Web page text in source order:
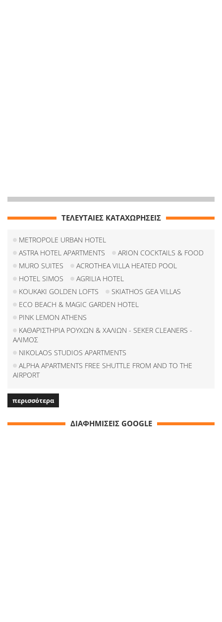
ΤΕΛΕΥΤΑΙΕΣ ΚΑΤΑΧΩΡΗΣΕΙΣ
METROPOLE URBAN HOTEL
ASTRA HOTEL APARTMENTS
ARION COCKTAILS & FOOD
MURO SUITES
ACROTHEA VILLA HEATED POOL
HOTEL SIMOS
AGRILIA HOTEL
KOUKAKI GOLDEN LOFTS
SKIATHOS GEA VILLAS
ECO BEACH & MAGIC GARDEN HOTEL
PINK LEMON ATHENS
ΚΑΘΑΡΙΣΤΗΡΙΑ ΡΟΥΧΩΝ & ΧΑΛΙΩΝ - SEKER CLEANERS -
ΑΛΙΜΟΣ
NIKOLAOS STUDIOS APARTMENTS
ALPHA APARTMENTS FREE SHUTTLE FROM AND TO THE
AIRPORT
περισσότερα
ΔΙΑΦΗΜΙΣΕΙΣ GOOGLE